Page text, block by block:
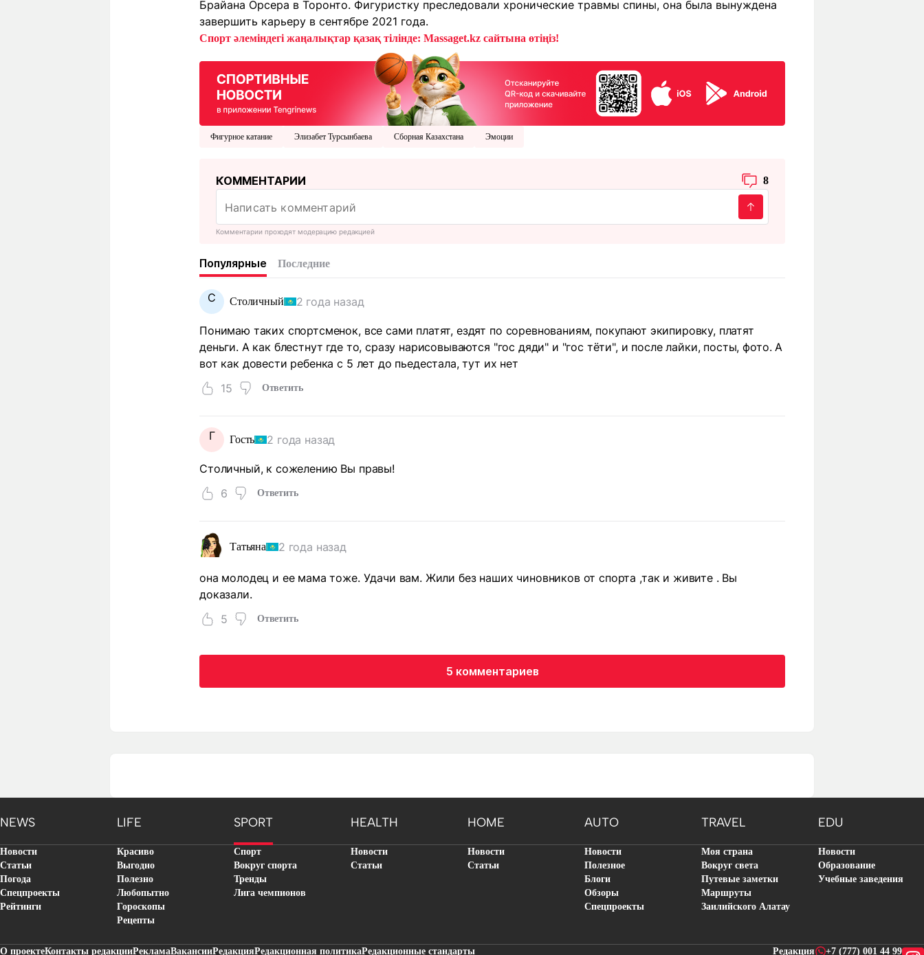
Брайана Орсера в Торонто. Фигуристку преследовали хронические травмы спины, она была вынуждена
завершить карьеру в сентябре 2021 года.
Спорт әлеміндегі жаңалықтар қазақ тілінде: Massaget.kz сайтына өтіңіз!
Фигурное катание Элизабет Турсынбаева Сборная Казахстана Эмоции
КОММЕНТАРИИ 8
Комментарии проходят модерацию редакцией
Популярные Последние
С Столичный 2 года назад
Понимаю таких спортсменок, все сами платят, ездят по соревнованиям, покупают экипировку, платят
деньги. А как блестнут где то, сразу нарисовываются "гос дяди" и "гос тёти", и после лайки, посты, фото. А
вот как довести ребенка с 5 лет до пьедестала, тут их нет
15
Ответить
Г Гость 2 года назад
Столичный, к сожелению Вы правы!
6
Ответить
Татьяна 2 года назад
она молодец и ее мама тоже. Удачи вам. Жили без наших чиновников от спорта ,так и живите . Вы
доказали.
5
Ответить
5 комментариев
NEWS LIFE SPORT HEALTH HOME AUTO TRAVEL EDU
Новости
Статьи
Погода
Спецпроекты
Рейтинги
Красиво
Выгодно
Полезно
Любопытно
Гороскопы
Рецепты
Спорт
Вокруг спорта
Тренды
Лига чемпионов
Новости
Статьи
Новости
Статьи
Новости
Полезное
Блоги
Обзоры
Спецпроекты
Моя страна
Вокруг света
Путевые заметки
Маршруты
Заилийского Алатау
Новости
Образование
Учебные заведения
О проектеКонтакты редакцииРекламаВакансииРедакцияРедакционная политикаРедакционные стандарты Редакция +7 (777) 001 44 99